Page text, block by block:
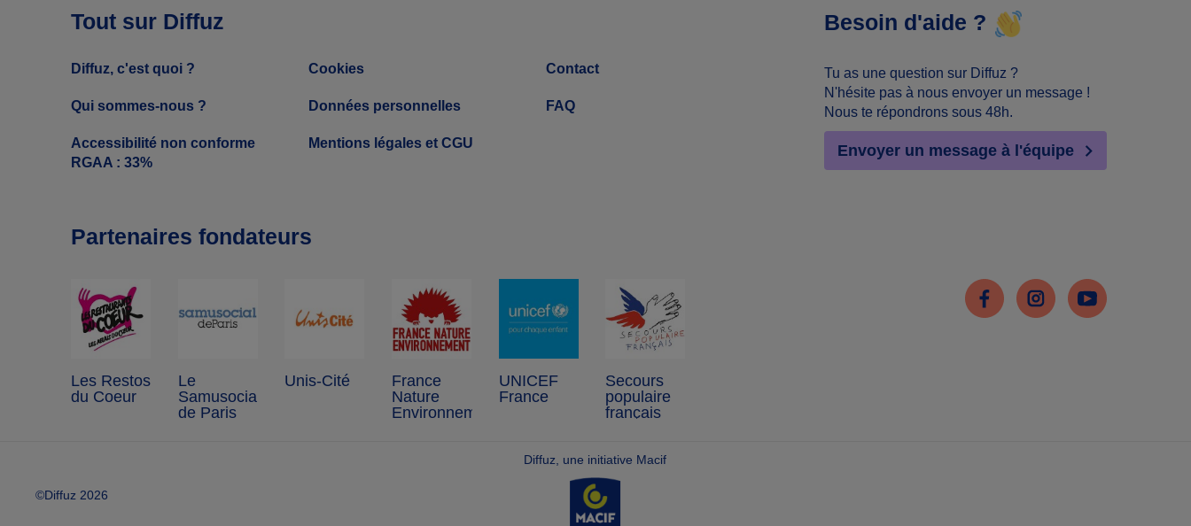
Tout sur Diffuz
Diffuz, c'est quoi ?
Qui sommes-nous ?
Accessibilité non conforme
RGAA : 33%
Cookies
Données personnelles
Mentions légales et CGU
Contact
FAQ
Besoin d'aide ?
Tu as une question sur Diffuz ?
N'hésite pas à nous envoyer un message !
Nous te répondrons sous 48h.
Envoyer un message à l'équipe
Partenaires fondateurs
Les Restos
du Coeur
Le
Samusocial
de Paris
Unis-Cité
France
Nature
Environnement
UNICEF
France
Secours
populaire
français
FacebookInstagramYoutube
©Diffuz 2026
Diffuz, une initiative Macif